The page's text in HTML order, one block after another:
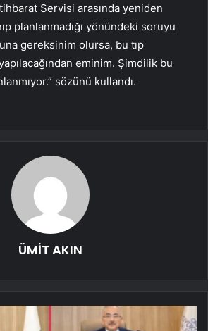
Servisi arasında yeniden
planlanmadığı yönündeki soruyu
gereksinim olursa, bu tıp
eminim. Şimdilik bu
sözünü kullandı.
ÜMİT AKIN